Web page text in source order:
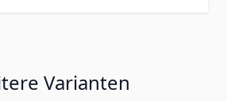
Varianten